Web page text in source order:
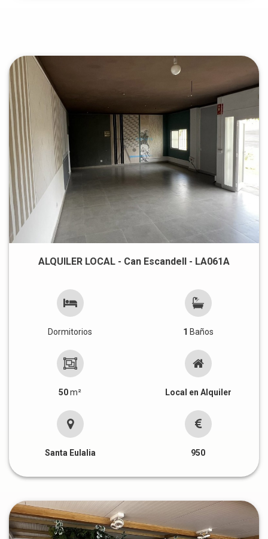
ALQUILER LOCAL - Can Escandell - LA061A
Dormitorios 1 Baños
50m² Local en Alquiler
Santa Eulalia 950